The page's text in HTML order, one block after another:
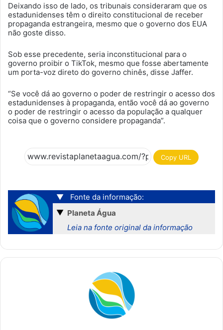
Deixando isso de lado, os tribunais consideraram que os
estadunidenses têm o direito constitucional de receber
propaganda estrangeira, mesmo que o governo dos EUA
não goste disso.
Sob esse precedente, seria inconstitucional para o
governo proibir o TikTok, mesmo que fosse abertamente
um porta-voz direto do governo chinês, disse Jaffer.
“Se você dá ao governo o poder de restringir o acesso dos
estadunidenses à propaganda, então você dá ao governo
o poder de restringir o acesso da população a qualquer
coisa que o governo considere propaganda”.
Copy URL
▼
Fonte da informação:
▼ Planeta Água
Leia na fonte original da informação